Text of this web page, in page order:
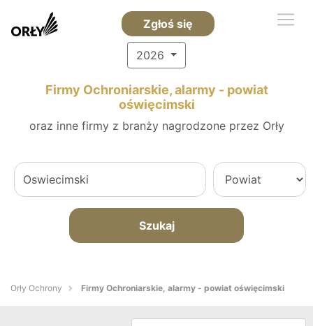
Zgłoś się
2026
Firmy Ochroniarskie, alarmy - powiat
oświęcimski
oraz inne firmy z branży nagrodzone przez Orły
Szukaj
Orły Ochrony Firmy Ochroniarskie, alarmy - powiat oświęcimski